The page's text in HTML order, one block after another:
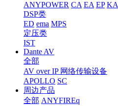
ANYPOWER CA EA EP KA
DSP类
ED ema MPS
定压类
IST
Dante AV
全部
AV over IP 网络传输设备
APOLLO SC
周边产品
全部 ANYFIREq